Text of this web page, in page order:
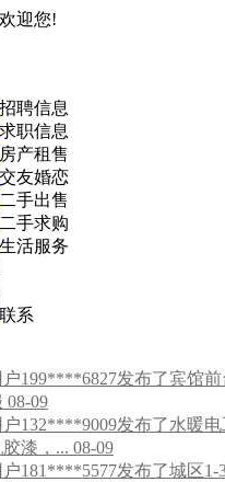
迎您!
招聘信息
求职信息
房产租售
交友婚恋
二手出售
二手求购
生活服务
联系
199****6827发布了宾馆
08-09
132****9009发布了水暖
漆，... 08-09
181****5577发布了城区1-